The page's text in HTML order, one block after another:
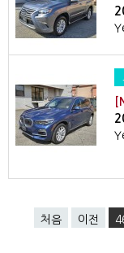
처음 이전